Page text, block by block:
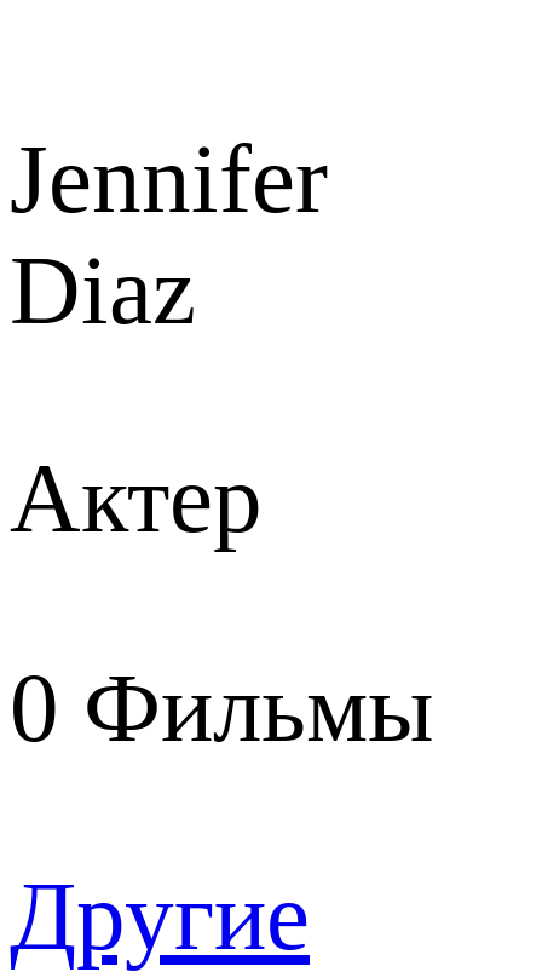
Jennifer
Diaz
Актер
0 Фильмы
Другие